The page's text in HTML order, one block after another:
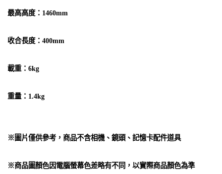
最高高度：1460mm
收合長度：400mm
載重：6kg
重量：1.4kg
※圖片僅供參考，商品不含相機、鏡頭、記憶卡配件道具
※商品圖顏色因電腦螢幕色差略有不同，以實際商品顏色為準